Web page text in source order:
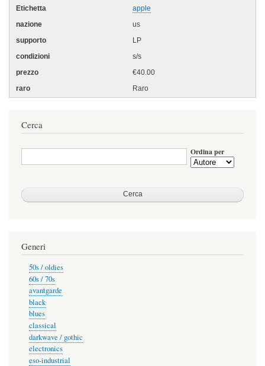
apple
us
LP
s/s
€40.00
Raro
Cerca
Ordina per
Generi
50s / oldies
60s / 70s
avantgarde
black
blues
classical
darkwave / gothic
electronics
eso-industrial